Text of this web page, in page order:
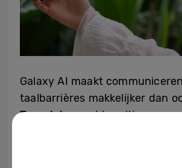
Galaxy AI maakt
taalbarrières makkelijker dan
Translatemaakt realtime